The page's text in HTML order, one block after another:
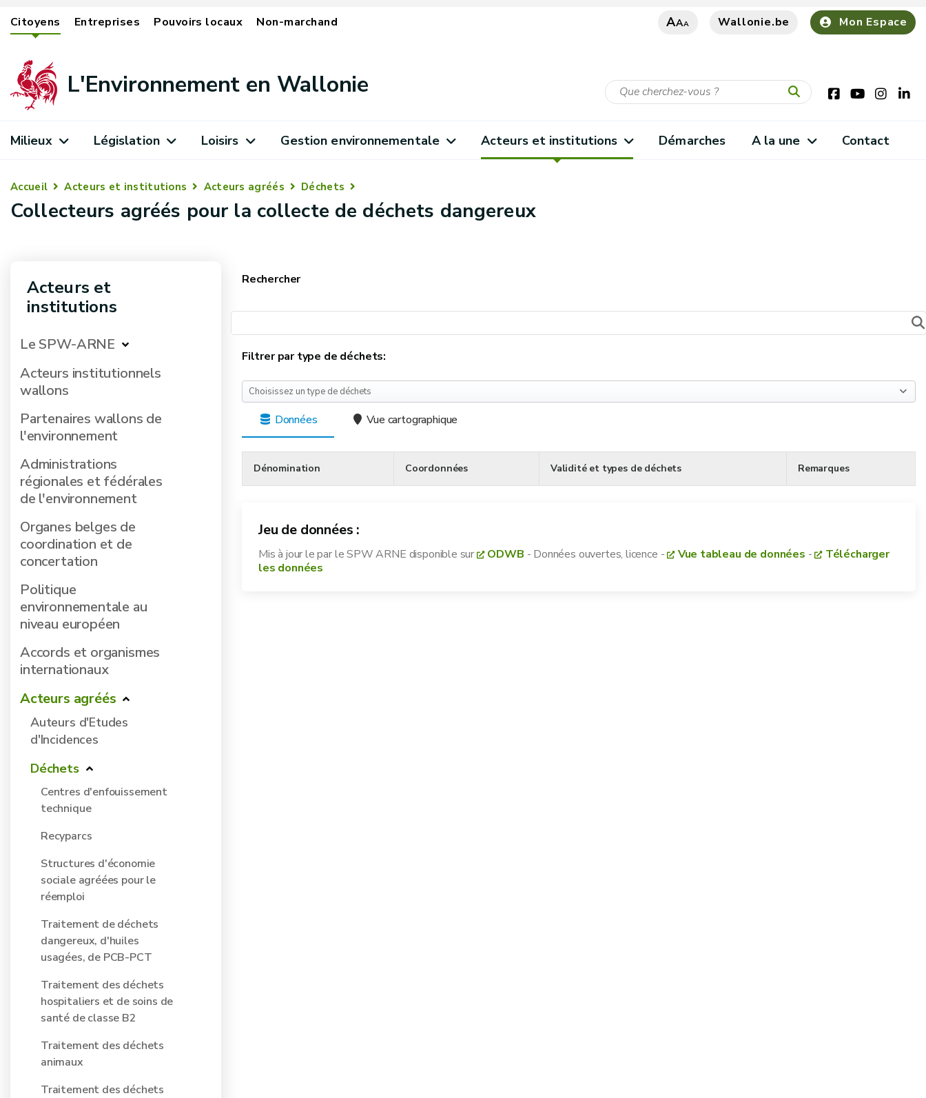
Citoyens Entreprises Pouvoirs locaux Non-marchand AAA Wallonie.be Mon Espace
L'Environnement en Wallonie
Milieux Législation Loisirs Gestion environnementale Acteurs et institutions Démarches A la une Contact
Accueil Acteurs et institutions Acteurs agréés Déchets
Collecteurs agréés pour la collecte de déchets dangereux
Acteurs et
institutions
Le SPW-ARNE
Acteurs institutionnels
wallons
Partenaires wallons de
l'environnement
Administrations
régionales et fédérales
de l'environnement
Organes belges de
coordination et de
concertation
Politique
environnementale au
niveau européen
Accords et organismes
internationaux
Acteurs agréés
Auteurs d'Etudes
d'Incidences
Déchets
Centres d'enfouissement
technique
Recyparcs
Structures d'économie
sociale agréées pour le
réemploi
Traitement de déchets
dangereux, d'huiles
usagées, de PCB-PCT
Traitement des déchets
hospitaliers et de soins de
santé de classe B2
Traitement des déchets
animaux
Traitement des déchets
Rechercher
Filtrer par type de déchets:
Choisissez un type de déchets
Données Vue cartographique
Dénomination Coordonnées Validité et types de déchets Remarques
Jeu de données :
Mis à jour lepar le SPW ARNE disponible sur ODWB - Données ouvertes, licence - Vue tableau de données -
Télécharger
les données